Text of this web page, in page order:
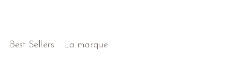
Best Sellers La marque